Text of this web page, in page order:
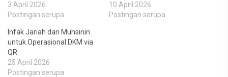
3 April 2026
Postingan serupa
10 April 2026
Postingan serupa
Infak Jariah dari Muhsinin
untuk Operasional DKM via
QR
25 April 2026
Postingan serupa